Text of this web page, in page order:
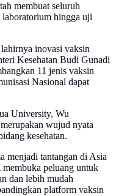
membuat seluruh
laboratorium hingga uji
inovasi vaksin
Kesehatan Budi Gunadi
11 jenis vaksin
Nasional dapat
University, Wu
wujud nyata
kesehatan.
menjadi tantangan di Asia
peluang untuk
dan lebih mudah
platform vaksin